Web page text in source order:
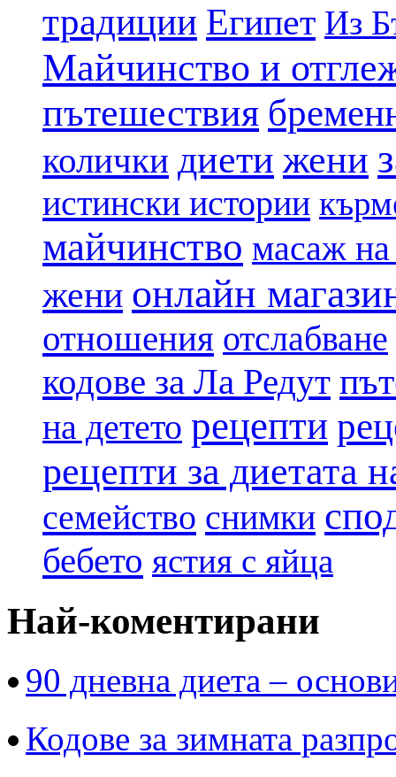
традиции Египет Из
Майчинство и
пътешествия
колички диети жени
истински истории
майчинство масаж на
жени онлайн
отношения отслабване
кодове за Ла Редут
на детето рецепти
рецепти за диетата
семейство снимки
бебето ястия с яйца
Най-коментирани
90 дневна диета –
Кодове за зимната